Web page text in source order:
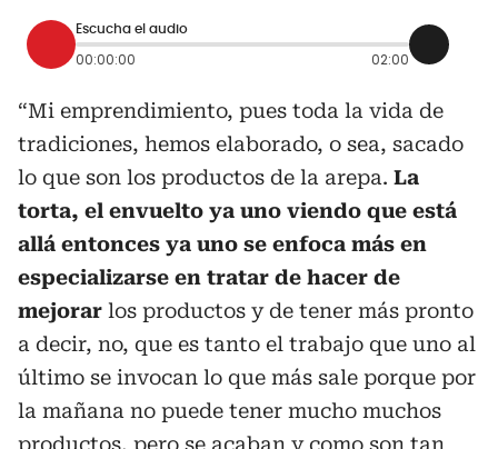
Escucha el audio
00:00:00 02:00
“Mi emprendimiento, pues toda la vida de
tradiciones, hemos elaborado, o sea, sacado
lo que son los productos de la arepa. La
torta, el envuelto ya uno viendo que está
allá entonces ya uno se enfoca más en
especializarse en tratar de hacer de
mejorar los productos y de tener más pronto
a decir, no, que es tanto el trabajo que uno al
último se invocan lo que más sale porque por
la mañana no puede tener mucho muchos
productos, pero se acaban y como son tan